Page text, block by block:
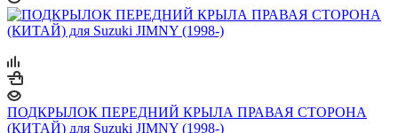
ПОДКРЫЛОК ПЕРЕДНИЙ КРЫЛА ПРАВАЯ СТОРОНА
(КИТАЙ) для Suzuki JIMNY (1998-)